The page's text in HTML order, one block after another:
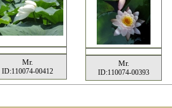
Mr.
ID:110074-00412
Mr.
ID:110074-00393